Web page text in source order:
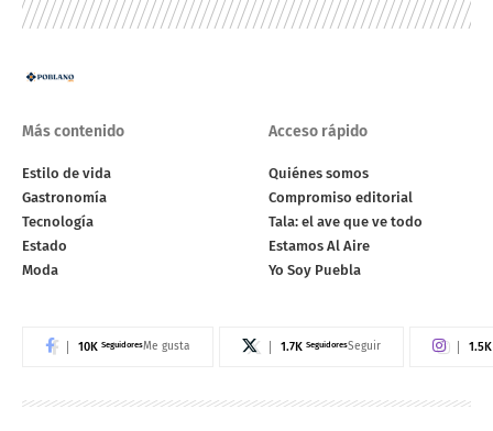
Más contenido
Estilo de vida
Gastronomía
Tecnología
Estado
Moda
Acceso rápido
Quiénes somos
Compromiso editorial
Tala: el ave que ve todo
Estamos Al Aire
Yo Soy Puebla
10K SeguidoresMe gusta 1.7K SeguidoresSeguir 1.5K